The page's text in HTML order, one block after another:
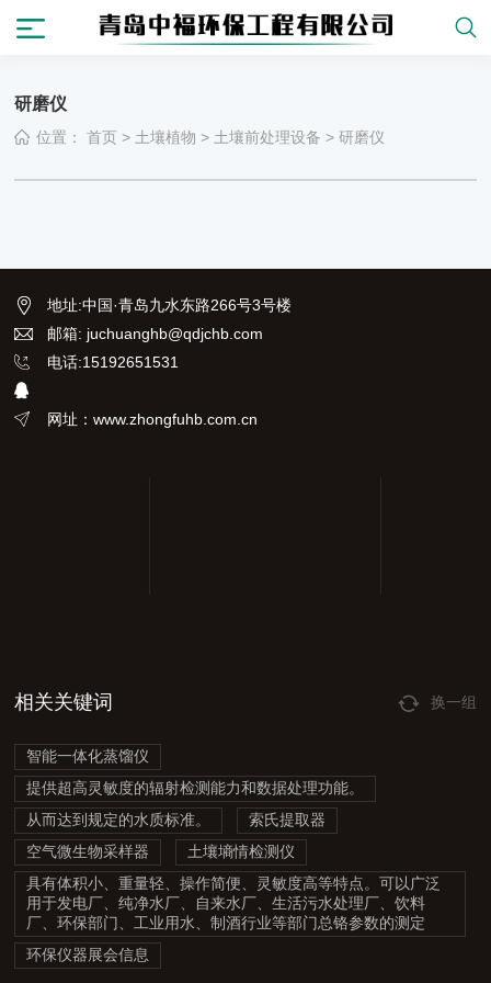
研磨仪
位置：首页 > 土壤植物 > 土壤前处理设备 >研磨仪
地址:中国·青岛九水东路266号3号楼
邮箱: juchuanghb@qdjchb.com
电话:15192651531
网址：www.zhongfuhb.com.cn
相关关键词 换一组
智能一体化蒸馏仪
提供超高灵敏度的辐射检测能力和数据处理功能。
从而达到规定的水质标准。
索氏提取器
空气微生物采样器
土壤墒情检测仪
具有体积小、重量轻、操作简便、灵敏度高等特点。可以广泛
用于发电厂、纯净水厂、自来水厂、生活污水处理厂、饮料
厂、环保部门、工业用水、制酒行业等部门总铬参数的测定
环保仪器展会信息